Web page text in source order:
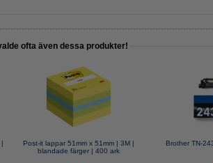
ofta även dessa produkter!
Post-it lappar 51mm x 51mm | 3M |
blandade färger | 400 ark
Brother TN-